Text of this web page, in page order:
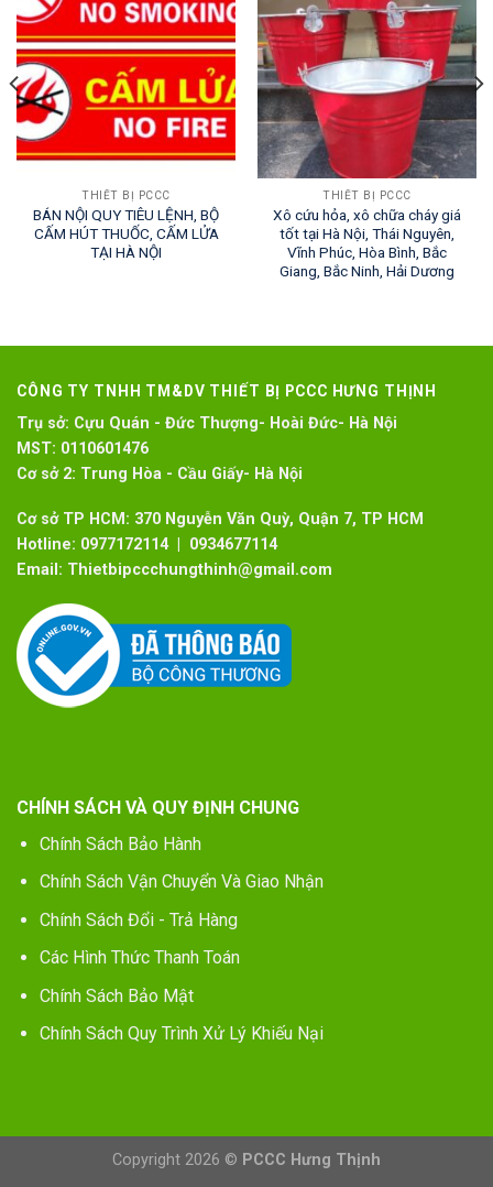
THIẾT BỊ PCCC
BÁN NỘI QUY TIÊU LỆNH, BỘ
CẤM HÚT THUỐC, CẤM LỬA
TẠI HÀ NỘI
THIẾT BỊ PCCC
Xô cứu hỏa, xô chữa cháy giá
tốt tại Hà Nội, Thái Nguyên,
Vĩnh Phúc, Hòa Bình, Bắc
Giang, Bắc Ninh, Hải Dương
CÔNG TY TNHH TM&DV THIẾT BỊ PCCC HƯNG THỊNH
Trụ sở: Cựu Quán - Đức Thượng- Hoài Đức- Hà Nội
MST: 0110601476
Cơ sở 2: Trung Hòa - Cầu Giấy- Hà Nội
Cơ sở TP HCM: 370 Nguyễn Văn Quỳ, Quận 7, TP HCM
Hotline: 0977172114 | 0934677114
Email: Thietbipccchungthinh@gmail.com
CHÍNH SÁCH VÀ QUY ĐỊNH CHUNG
Chính Sách Bảo Hành
Chính Sách Vận Chuyển Và Giao Nhận
Chính Sách Đổi - Trả Hàng
Các Hình Thức Thanh Toán
Chính Sách Bảo Mật
Chính Sách Quy Trình Xử Lý Khiếu Nại
Copyright 2026 © PCCC Hưng Thịnh